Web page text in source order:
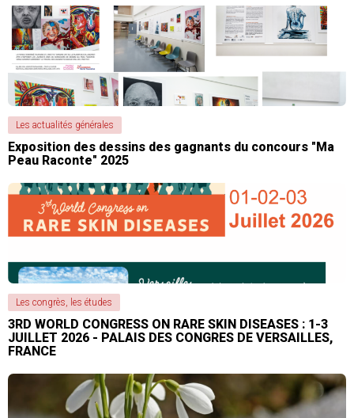
Les actualités générales
Exposition des dessins des gagnants du concours "Ma
Peau Raconte" 2025
Les congrès, les études
3RD WORLD CONGRESS ON RARE SKIN DISEASES : 1-3
JUILLET 2026 - PALAIS DES CONGRES DE VERSAILLES,
FRANCE